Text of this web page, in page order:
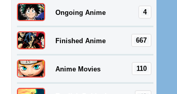
4
Ongoing Anime
667
Finished Anime
110
Anime Movies